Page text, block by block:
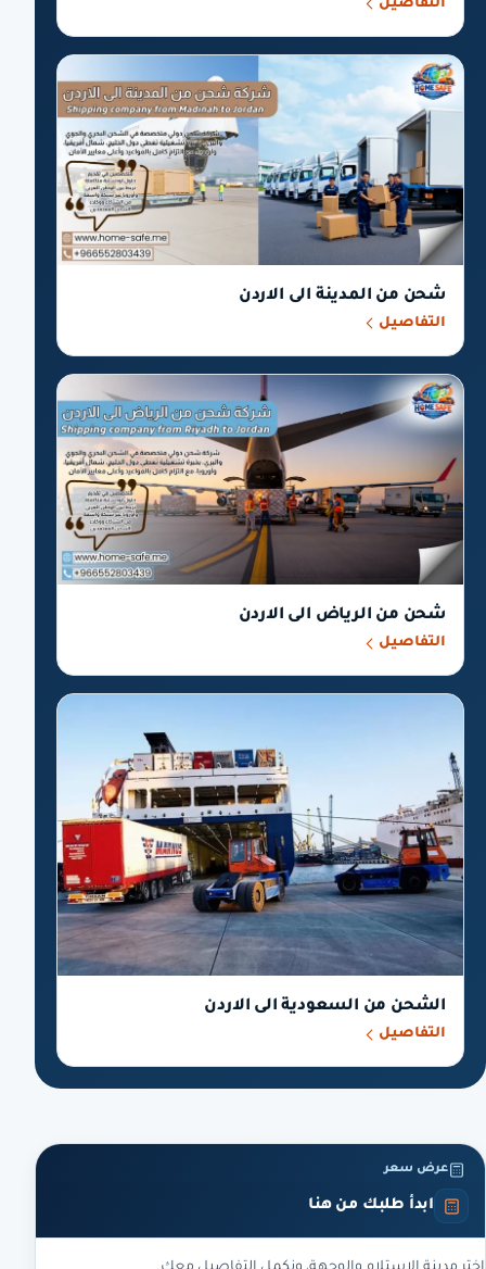
التفاصيل
شحن من المدينة الى الاردن
التفاصيل
شحن من الرياض الى الاردن
التفاصيل
الشحن من السعودية الى الاردن
التفاصيل
عرض سعر
ابدأ طلبك من هنا